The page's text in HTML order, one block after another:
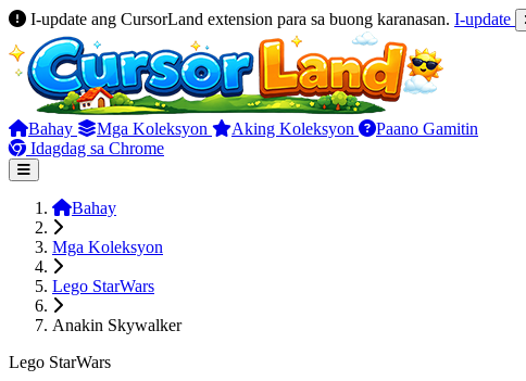
I-update ang CursorLand extension para sa buong karanasan. I-update
Bahay Mga Koleksyon Aking Koleksyon
Paano Gamitin
Idagdag sa Chrome
Bahay
Mga Koleksyon
Lego StarWars
Anakin Skywalker
Lego StarWars